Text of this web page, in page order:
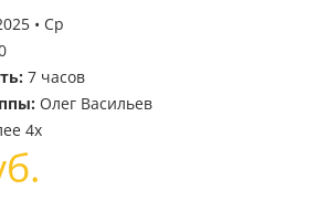
• Ср
7 часов
Олег Васильев
4х